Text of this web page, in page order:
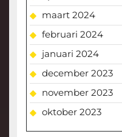
maart 2024
februari 2024
januari 2024
december 2023
november 2023
oktober 2023